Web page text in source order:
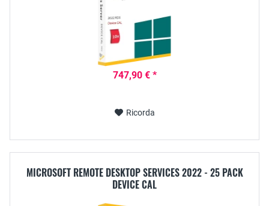
747,90 € *
Ricorda
MICROSOFT REMOTE DESKTOP SERVICES 2022 - 25 PACK
DEVICE CAL